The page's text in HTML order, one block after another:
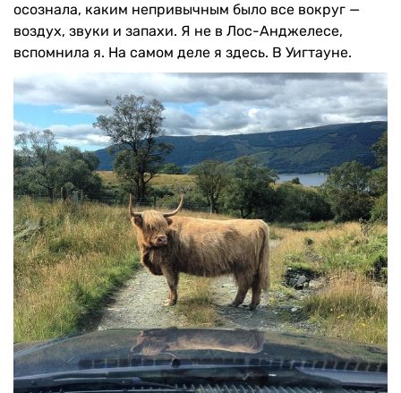
осознала, каким непривычным было все вокруг —
воздух, звуки и запахи. Я не в Лос-Анджелесе,
вспомнила я. На самом деле я здесь. В Уигтауне.